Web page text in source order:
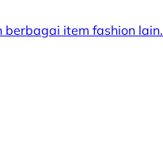
berbagai item fashion lain.